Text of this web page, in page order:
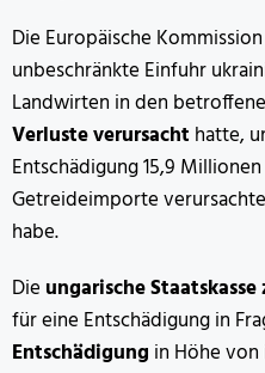
Die Europäische
unbeschränkte Einfuhr
Landwirten in den
Verluste verursacht hatte,
Entschädigung 15,9
Getreideimporte
habe.
Die ungarische
für eine Entschädigung in
Entschädigung in Höhe